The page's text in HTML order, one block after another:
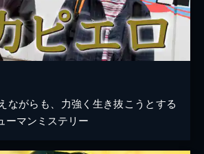
ながらも、力強く生き抜こうとする
ーマンミステリー